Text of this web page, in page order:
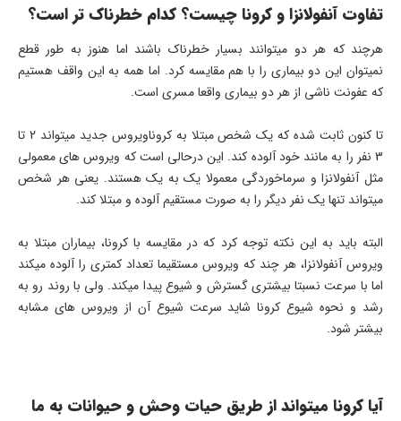
تفاوت آنفولانزا و کرونا چیست؟ کدام خطرناک تر است؟
هرچند که هر دو میتوانند بسیار خطرناک باشند اما هنوز به طور قطع
نمیتوان این دو بیماری را با هم مقایسه کرد. اما همه به این واقف هستیم
که عفونت ناشی از هر دو بیماری واقعا مسری است.
تا کنون ثابت شده که یک شخص مبتلا به کروناویروس جدید میتواند 2 تا
3 نفر را به مانند خود آلوده کند. این درحالی است که ویروس های معمولی
مثل آنفولانزا و سرماخوردگی معمولا یک به یک هستند. یعنی هر شخص
میتواند تنها یک نفر دیگر را به صورت مستقیم آلوده و مبتلا کند.
البته باید به این نکته توجه کرد که در مقایسه با کرونا، بیماران مبتلا به
ویروس آنفولانزا، هر چند که ویروس مستقیما تعداد کمتری را آلوده میکند
اما با سرعت نسبتا بیشتری گسترش و شیوع پیدا میکند. ولی با روند رو به
رشد و نحوه شیوع کرونا شاید سرعت شیوع آن از ویروس های مشابه
بیشتر شود.
آیا کرونا میتواند از طریق حیات وحش و حیوانات به ما